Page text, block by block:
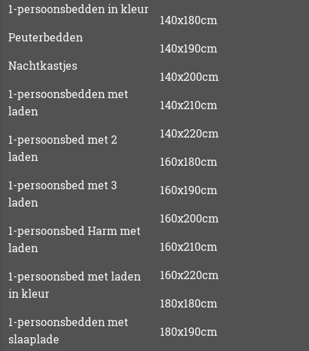
1-persoonsbedden in kleur
Peuterbedden
Nachtkastjes
1-persoonsbedden met
laden
1-persoonsbed met 2
laden
1-persoonsbed met 3
laden
1-persoonsbed Harm met
laden
1-persoonsbed met laden
in kleur
1-persoonsbedden met
slaaplade
140x180cm
140x190cm
140x200cm
140x210cm
140x220cm
160x180cm
160x190cm
160x200cm
160x210cm
160x220cm
180x180cm
180x190cm